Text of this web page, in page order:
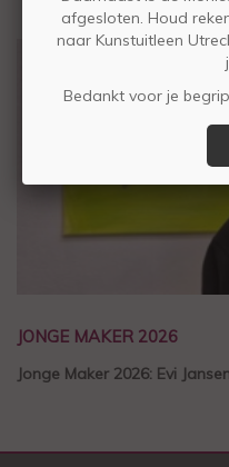
JONGE MAKER 2026
Jonge Maker 2026: Evi
afgesloten. Houd
naar Kunstuitleen
Bedankt voor je